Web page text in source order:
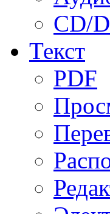
CD/
Текст
PDF